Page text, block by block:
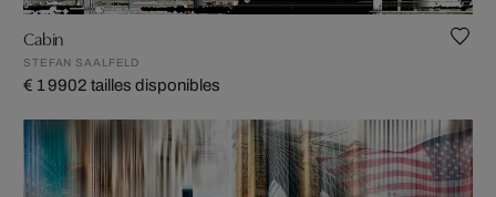
Cabin
STEFAN SAALFELD
€ 1 9902 tailles disponibles